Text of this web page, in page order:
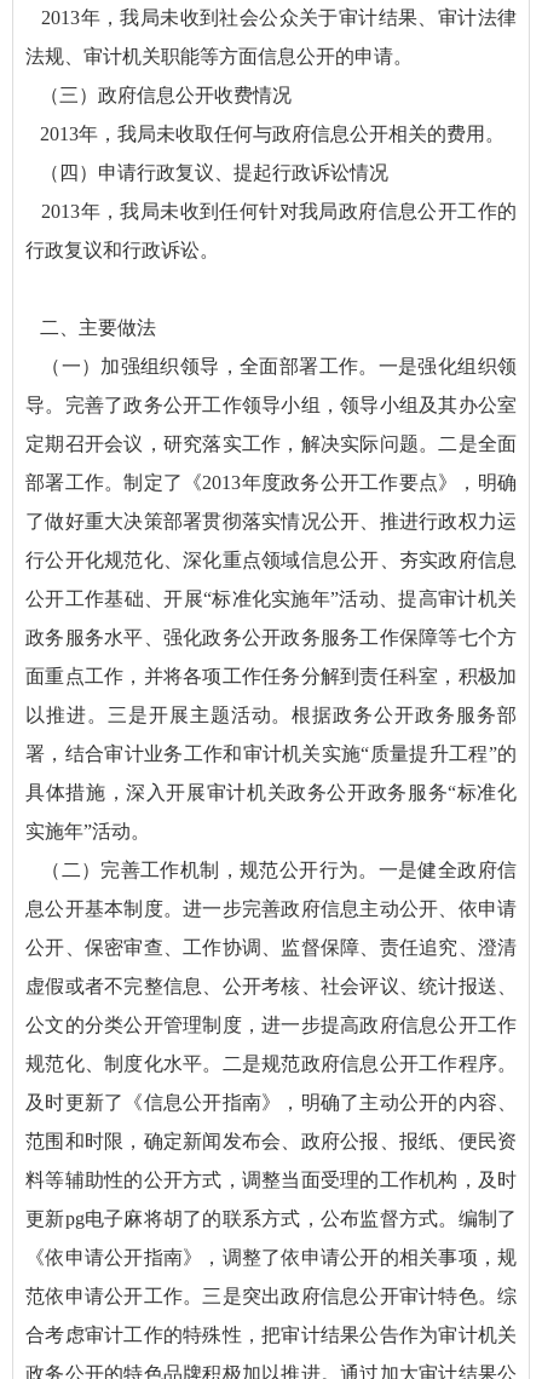
2013年，我局未收到社会公众关于审计结果、审计法律
法规、审计机关职能等方面信息公开的申请。
（三）政府信息公开收费情况
2013年，我局未收取任何与政府信息公开相关的费用。
（四）申请行政复议、提起行政诉讼情况
2013年，我局未收到任何针对我局政府信息公开工作的
行政复议和行政诉讼。
二、主要做法
（一）加强组织领导，全面部署工作。一是强化组织领
导。完善了政务公开工作领导小组，领导小组及其办公室
定期召开会议，研究落实工作，解决实际问题。二是全面
部署工作。制定了《2013年度政务公开工作要点》，明确
了做好重大决策部署贯彻落实情况公开、推进行政权力运
行公开化规范化、深化重点领域信息公开、夯实政府信息
公开工作基础、开展“标准化实施年”活动、提高审计机关
政务服务水平、强化政务公开政务服务工作保障等七个方
面重点工作，并将各项工作任务分解到责任科室，积极加
以推进。三是开展主题活动。根据政务公开政务服务部
署，结合审计业务工作和审计机关实施“质量提升工程”的
具体措施，深入开展审计机关政务公开政务服务“标准化
实施年”活动。
（二）完善工作机制，规范公开行为。一是健全政府信
息公开基本制度。进一步完善政府信息主动公开、依申请
公开、保密审查、工作协调、监督保障、责任追究、澄清
虚假或者不完整信息、公开考核、社会评议、统计报送、
公文的分类公开管理制度，进一步提高政府信息公开工作
规范化、制度化水平。二是规范政府信息公开工作程序。
及时更新了《信息公开指南》，明确了主动公开的内容、
范围和时限，确定新闻发布会、政府公报、报纸、便民资
料等辅助性的公开方式，调整当面受理的工作机构，及时
更新pg电子麻将胡了的联系方式，公布监督方式。编制了
《依申请公开指南》，调整了依申请公开的相关事项，规
范依申请公开工作。三是突出政府信息公开审计特色。综
合考虑审计工作的特殊性，把审计结果公告作为审计机关
政务公开的特色品牌积极加以推进。通过加大审计结果公